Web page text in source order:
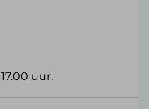
uur.